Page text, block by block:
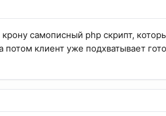
самописный php скрипт,
потом клиент уже подхватывает